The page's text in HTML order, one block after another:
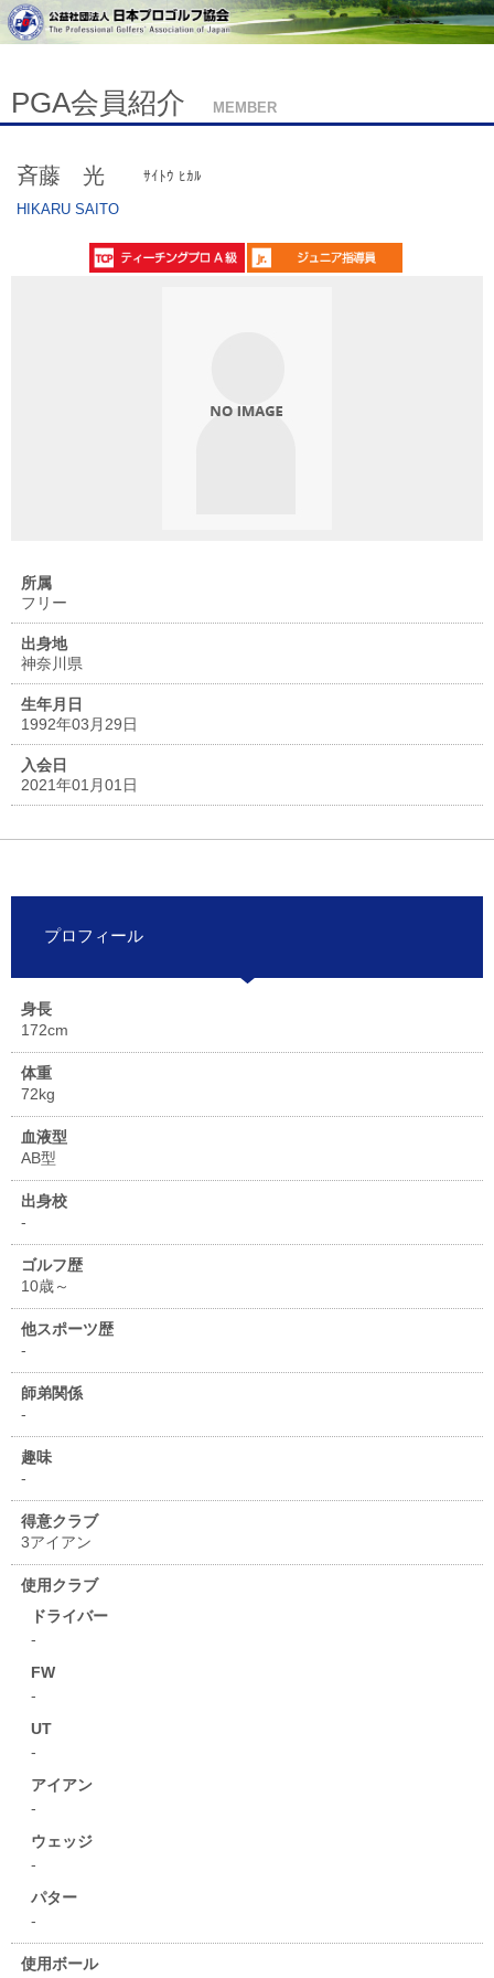
PGA会員紹介 MEMBER
斉藤 光
ｻｲﾄｳ ﾋｶﾙ
HIKARU SAITO
所属
フリー
出身地
神奈川県
生年月日
1992年03月29日
入会日
2021年01月01日
プロフィール
身長
172cm
体重
72kg
血液型
AB型
出身校
-
ゴルフ歴
10歳～
他スポーツ歴
-
師弟関係
-
趣味
-
得意クラブ
3アイアン
使用クラブ
ドライバー
-
FW
-
UT
-
アイアン
-
ウェッジ
-
パター
-
使用ボール